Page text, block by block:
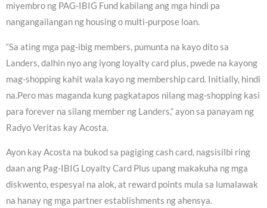
miyembro ng PAG-IBIG Fund kabilang ang mga hindi pa
nangangailangan ng housing o multi-purpose loan.
“Sa ating mga pag-ibig members, pumunta na kayo dito sa
Landers, dalhin nyo ang iyong loyalty card plus, pwede na kayong
mag-shopping kahit wala kayo ng membership card. Initially, hindi
na.Pero mas maganda kung pagkatapos nilang mag-shopping kasi
para forever na silang member ng Landers,” ayon sa panayam ng
Radyo Veritas kay Acosta.
Ayon kay Acosta na bukod sa pagiging cash card, nagsisilbi ring
daan ang Pag-IBIG Loyalty Card Plus upang makakuha ng mga
diskwento, espesyal na alok, at reward points mula sa lumalawak
na hanay ng mga partner establishments ng ahensya.